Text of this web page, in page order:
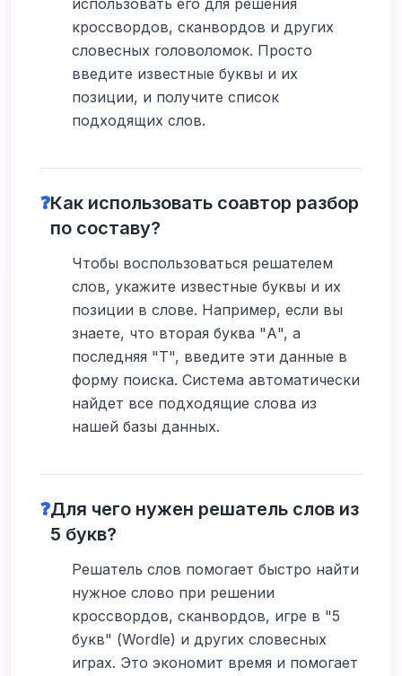
использовать его для решения
кроссвордов, сканвордов и других
словесных головоломок. Просто
введите известные буквы и их
позиции, и получите список
подходящих слов.
❓Как использовать соавтор разбор
по составу?
Чтобы воспользоваться решателем
слов, укажите известные буквы и их
позиции в слове. Например, если вы
знаете, что вторая буква "А", а
последняя "Т", введите эти данные в
форму поиска. Система автоматически
найдет все подходящие слова из
нашей базы данных.
❓Для чего нужен решатель слов из
5 букв?
Решатель слов помогает быстро найти
нужное слово при решении
кроссвордов, сканвордов, игре в "5
букв" (Wordle) и других словесных
играх. Это экономит время и помогает